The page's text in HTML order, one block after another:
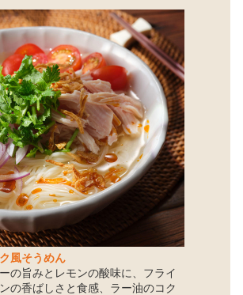
風そうめん
の旨みとレモンの酸味に、フライ
の香ばしさと食感、ラー油のコク